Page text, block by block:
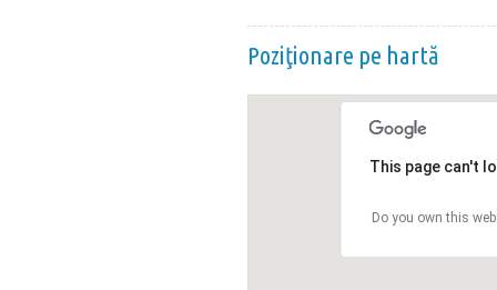
Poziţionare pe hartă
This page can't
Do you own this